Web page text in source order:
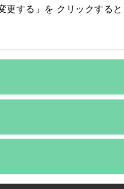
更する」を クリックする